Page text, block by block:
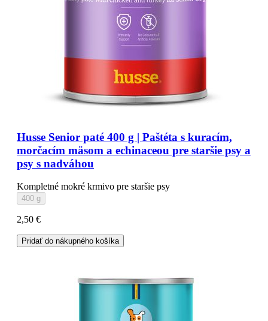
Husse Senior paté 400 g | Paštéta s kuracím,
morčacím mäsom a echinaceou pre staršie psy a
psy s nadváhou
Kompletné mokré krmivo pre staršie psy
400 g
2,50 €
Pridať do nákupného košíka